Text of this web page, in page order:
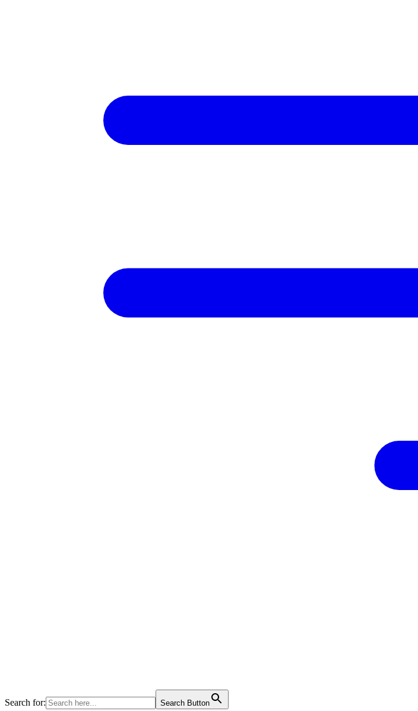
Search for: Search Button